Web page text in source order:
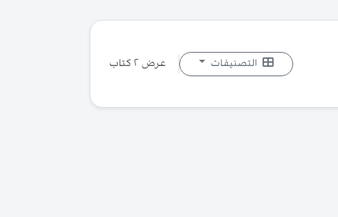
التصنيفات عرض ٢ كتاب